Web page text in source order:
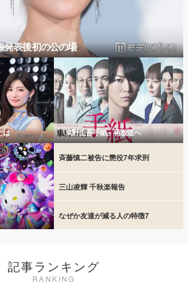
発表後初の公の場
は 「東野圭吾 手紙」再放送へ
斉藤慎二被告に懲役7年求刑
三山凌輝 千秋楽報告
なぜか友達が減る人の特徴7
記事ランキング
RANKING